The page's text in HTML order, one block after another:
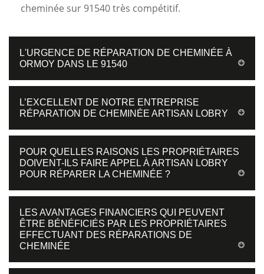
cheminée sur 91540 très compétitif.
L'URGENCE DE RÉPARATION DE CHEMINÉE À
ORMOY DANS LE 91540
L’EXCELLENT DE NOTRE ENTREPRISE
RÉPARATION DE CHEMINÉE ARTISAN LOBRY
POUR QUELLES RAISONS LES PROPRIÉTAIRES
DOIVENT-ILS FAIRE APPEL À ARTISAN LOBRY
POUR RÉPARER LA CHEMINÉE ?
LES AVANTAGES FINANCIERS QUI PEUVENT
ÊTRE BÉNÉFICIÉS PAR LES PROPRIÉTAIRES
EFFECTUANT DES RÉPARATIONS DE
CHEMINÉE